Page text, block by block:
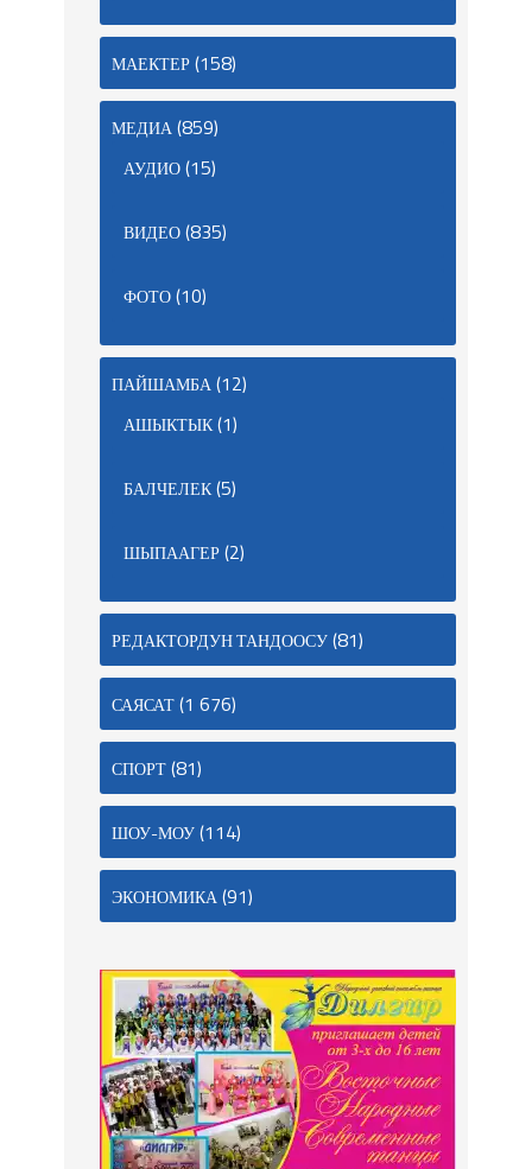
МАЕКТЕР(158)
МЕДИА(859)
АУДИО(15)
ВИДЕО(835)
ФОТО(10)
ПАЙШАМБА(12)
АШЫКТЫК(1)
БАЛЧЕЛЕК(5)
ШЫПААГЕР(2)
РЕДАКТОРДУН ТАНДООСУ(81)
САЯСАТ(1 676)
СПОРТ(81)
ШОУ-МОУ(114)
ЭКОНОМИКА(91)